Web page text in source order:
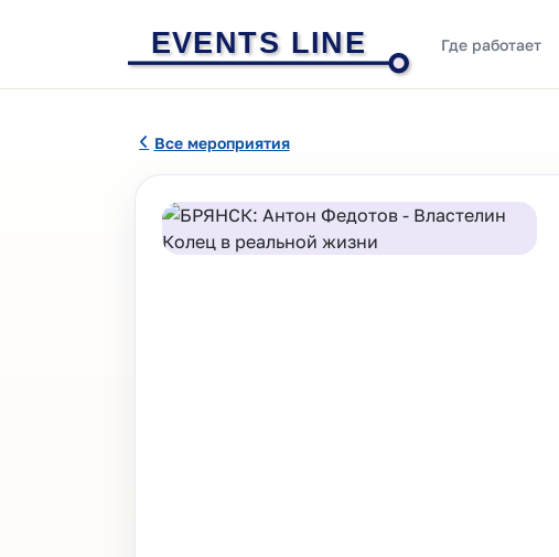
EVENTS LINE Где работает
Все мероприятия